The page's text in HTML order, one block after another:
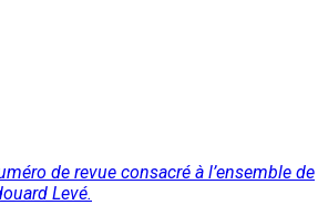
de revue consacré à l’ensemble de
Levé.